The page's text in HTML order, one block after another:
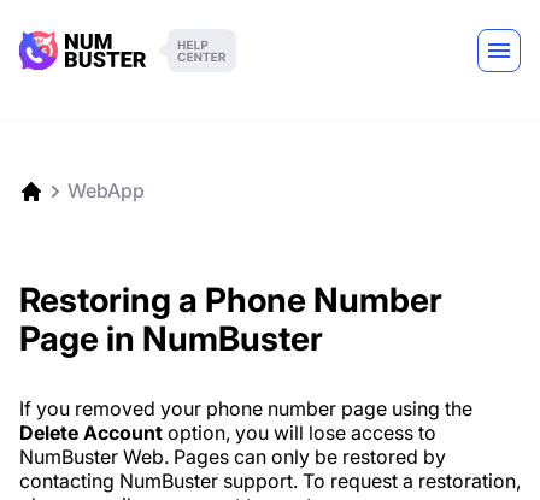
WebApp
Restoring a Phone Number
Page in NumBuster
If you removed your phone number page using the
Delete Account option, you will lose access to
NumBuster Web. Pages can only be restored by
contacting NumBuster support. To request a restoration,